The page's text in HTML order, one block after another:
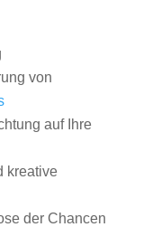
von
auf Ihre
kreative
der Chancen